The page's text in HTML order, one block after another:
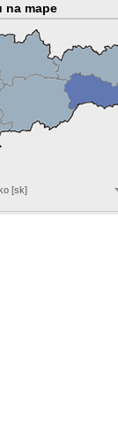
na mape
[sk]